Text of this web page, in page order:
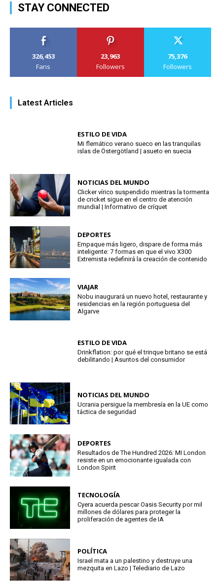
STAY CONNECTED
326,453
Fans
23,963
Followers
75,376
Followers
Latest Articles
ESTILO DE VIDA
Mi flemático verano sueco en las tranquilas
islas de Östergötland | asueto en suecia
NOTICIAS DEL MUNDO
Clicker vírico suspendido mientras la tormenta
de cricket sigue en el centro de atención
mundial | Informativo de críquet
DEPORTES
Empaque más ligero, dispare de forma más
inteligente: 7 formas en que el vivo X300
Extremista redefinirá la creación de contenido
VIAJAR
Nobu inaugurará un nuevo hotel, restaurante y
residencias en la región portuguesa del
Algarve
ESTILO DE VIDA
Drinkflation: por qué el trinque britano se está
debilitando | Asuntos del consumidor
NOTICIAS DEL MUNDO
Ucrania persigue la membresía en la UE como
táctica de seguridad
DEPORTES
Resultados de The Hundred 2026: MI London
resiste en un emocionante igualada con
London Spirit
TECNOLOGÍA
Cyera acuerda pescar Oasis Security por mil
millones de dólares para proteger la
proliferación de agentes de IA
POLÍTICA
Israel mata a un palestino y destruye una
mezquita en Lazo | Telediario de Lazo